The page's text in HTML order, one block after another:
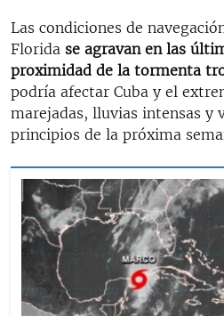
Las condiciones de
Florida se agravan en las
proximidad de la tormenta
podría afectar Cuba y el
marejadas, lluvias intensas y
principios de la próxima